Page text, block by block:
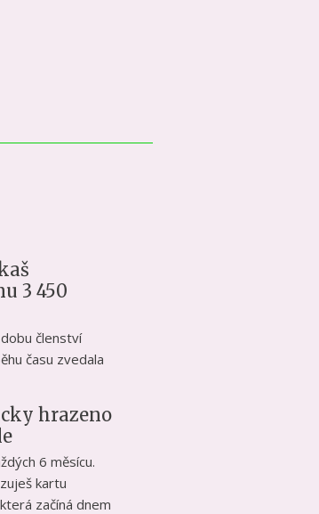
3 450
členství
času zvedala
hrazeno
6 měsícu.
kartu
začíná dnem